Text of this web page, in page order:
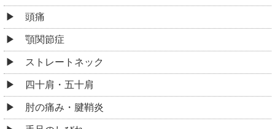
頭痛
顎関節症
ストレートネック
四十肩・五十肩
肘の痛み・腱鞘炎